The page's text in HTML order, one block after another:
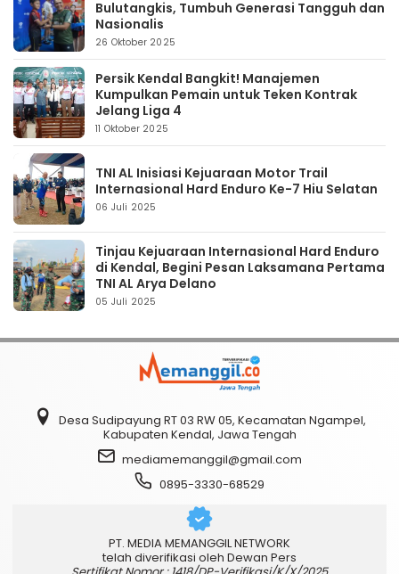
Bulutangkis, Tumbuh Generasi Tangguh dan
Nasionalis
26 Oktober 2025
Persik Kendal Bangkit! Manajemen
Kumpulkan Pemain untuk Teken Kontrak
Jelang Liga 4
11 Oktober 2025
TNI AL Inisiasi Kejuaraan Motor Trail
Internasional Hard Enduro Ke-7 Hiu Selatan
06 Juli 2025
Tinjau Kejuaraan Internasional Hard Enduro
di Kendal, Begini Pesan Laksamana Pertama
TNI AL Arya Delano
05 Juli 2025
Desa Sudipayung RT 03 RW 05, Kecamatan Ngampel,
Kabupaten Kendal, Jawa Tengah
mediamemanggil@gmail.com
0895-3330-68529
PT. MEDIA MEMANGGIL NETWORK
telah diverifikasi oleh Dewan Pers